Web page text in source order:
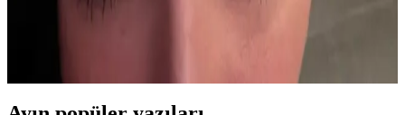
Alın bölgesinde oluşan akneler, kask kullanımı ve terlemeyle
tetiklenir. Doğru cilt temizliği, uygun ürün kullanımı ve dermatolojik